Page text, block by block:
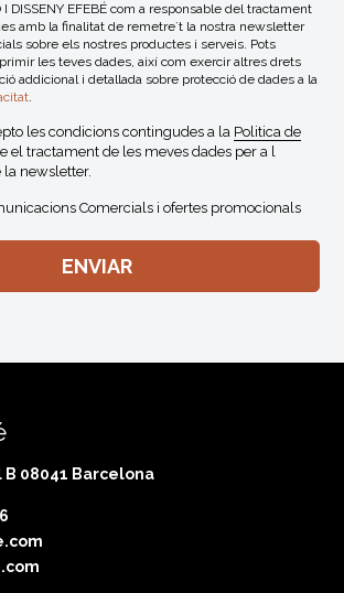
I DISSENY EFEBÉ com a responsable del tractament
amb la finalitat de remetre´t la nostra newsletter
sobre els nostres productes i serveis. Pots
les teves dades, així com exercir altres drets
addicional i detallada sobre protecció de dades a la
.
les condicions contingudes a la Politica de
el tractament de les meves dades per a l
la newsletter.
Comercials i ofertes promocionals
08041 Barcelona